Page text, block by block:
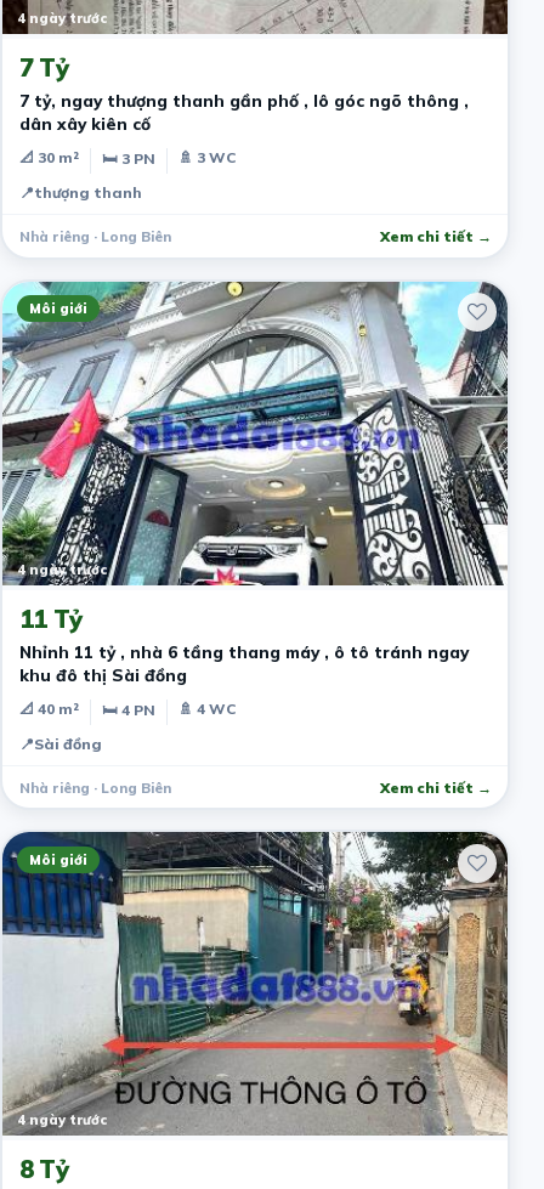
4 ngày trước
7 Tỷ
7 tỷ, ngay thượng thanh gần phố , lô góc ngõ thông ,
dân xây kiên cố
📐 30 m² 🛏 3 PN
🚿 3 WC
📍thượng thanh
Nhà riêng · Long Biên Xem chi tiết →
Môi giới
4 ngày trước
11 Tỷ
Nhỉnh 11 tỷ , nhà 6 tầng thang máy , ô tô tránh ngay
khu đô thị Sài đồng
📐 40 m² 🛏 4 PN
🚿 4 WC
📍Sài đồng
Nhà riêng · Long Biên Xem chi tiết →
Môi giới
4 ngày trước
8 Tỷ